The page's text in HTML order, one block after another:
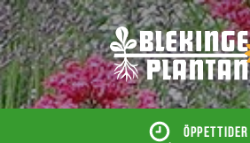
ÖPPETTIDER